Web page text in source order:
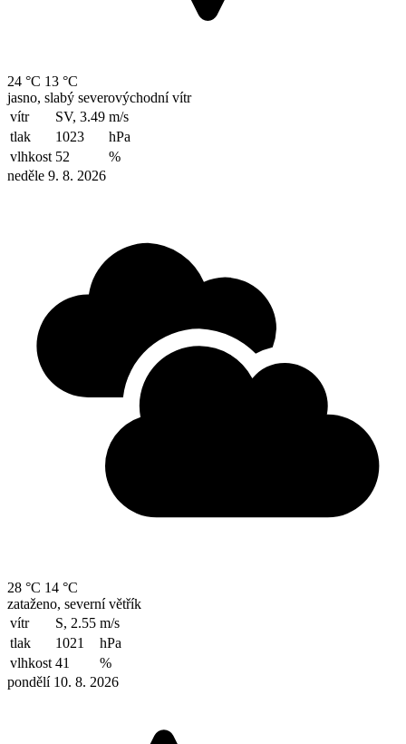
24 °C 13 °C
jasno, slabý severovýchodní vítr
vítr
SV, 3.49 m/s
tlak
1023
hPa
vlhkost 52
%
neděle 9. 8. 2026
28 °C 14 °C
zataženo, severní větřík
vítr
S, 2.55 m/s
tlak
1021
hPa
vlhkost 41
%
pondělí 10. 8. 2026